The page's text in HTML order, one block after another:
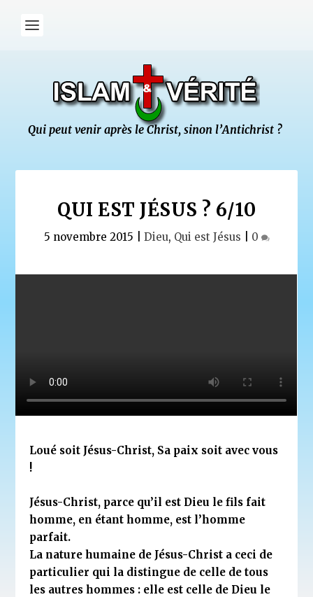
QUI EST JÉSUS ? 6/10
5 novembre 2015 Dieu, Qui est Jésus 0
Loué soit Jésus-Christ, Sa paix soit avec vous
!
Jésus-Christ, parce qu’il est Dieu le fils fait
homme, en étant homme, est l’homme
parfait.
La nature humaine de Jésus-Christ a ceci de
particulier qui la distingue de celle de tous
les autres hommes : elle est celle de Dieu le